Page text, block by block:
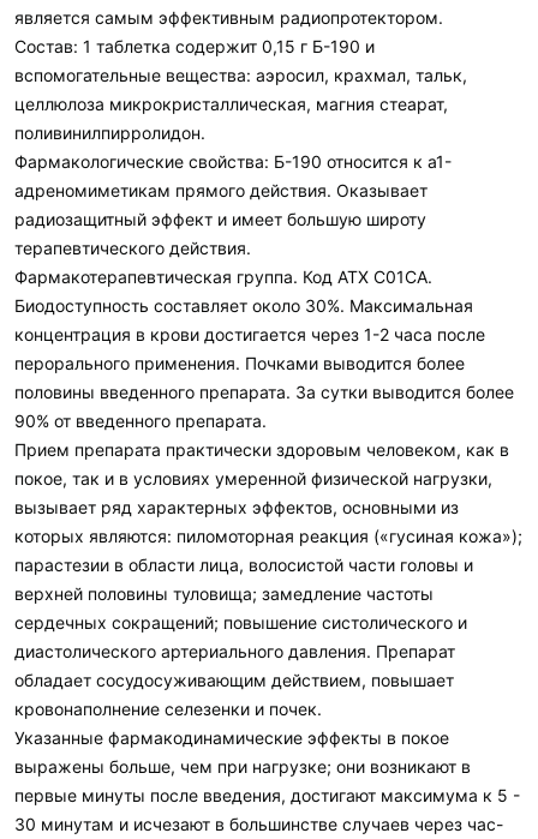
является самым эффективным радиопротектором.
Состав: 1 таблетка содержит 0,15 г Б-190 и
вспомогательные вещества: аэросил, крахмал, тальк,
целлюлоза микрокристаллическая, магния стеарат,
поливинилпирролидон.
Фармакологические свойства: Б-190 относится к a1-
адреномиметикам прямого действия. Оказывает
радиозащитный эффект и имеет большую широту
терапевтического действия.
Фармакотерапевтическая группа. Код АТХ С01СА.
Биодоступность составляет около 30%. Максимальная
концентрация в крови достигается через 1-2 часа после
перорального применения. Почками выводится более
половины введенного препарата. За сутки выводится более
90% от введенного препарата.
Прием препарата практически здоровым человеком, как в
покое, так и в условиях умеренной физической нагрузки,
вызывает ряд характерных эффектов, основными из
которых являются: пиломоторная реакция («гусиная кожа»);
парастезии в области лица, волосистой части головы и
верхней половины туловища; замедление частоты
сердечных сокращений; повышение систолического и
диастолического артериального давления. Препарат
обладает сосудосуживающим действием, повышает
кровонаполнение селезенки и почек.
Указанные фармакодинамические эффекты в покое
выражены больше, чем при нагрузке; они возникают в
первые минуты после введения, достигают максимума к 5 -
30 минутам и исчезают в большинстве случаев через час-